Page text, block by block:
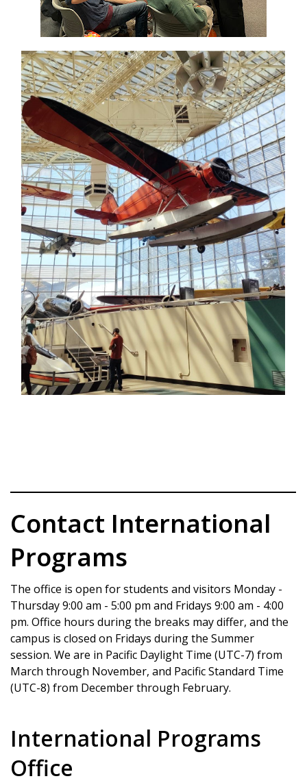
Contact International
Programs
The office is open for students and visitors Monday -
Thursday 9:00 am - 5:00 pm and Fridays 9:00 am - 4:00
pm. Office hours during the breaks may differ, and the
campus is closed on Fridays during the Summer
session. We are in Pacific Daylight Time (UTC-7) from
March through November, and Pacific Standard Time
(UTC-8) from December through February.
International Programs
Office